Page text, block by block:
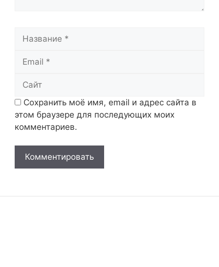
Сохранить моё имя, email и адрес сайта в
этом браузере для последующих моих
комментариев.